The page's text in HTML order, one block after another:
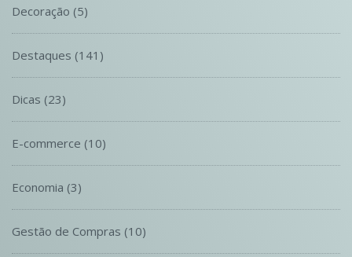
Decoração (5)
Destaques (141)
Dicas (23)
E-commerce (10)
Economia (3)
Gestão de Compras (10)